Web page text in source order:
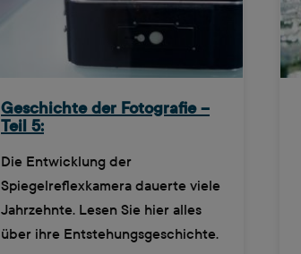
Geschichte der Fotografie –
Teil 5:
Die Entwicklung der
Spiegelreflexkamera dauerte viele
Jahrzehnte. Lesen Sie hier alles
über ihre Entstehungsgeschichte.